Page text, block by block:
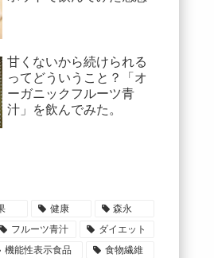
甘くないから続けられる
ってどういうこと？「オ
ーガニックフルーツ青
汁」を飲んでみた。
健康
森永
フルーツ青汁
ダイエット
機能性表示食品
食物繊維